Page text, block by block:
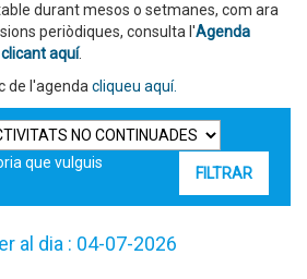
durant mesos o setmanes, com ara
periòdiques, consulta l'Agenda
aquí.
de l'agenda cliqueu aquí.
que vulguis
al dia : 04-07-2026